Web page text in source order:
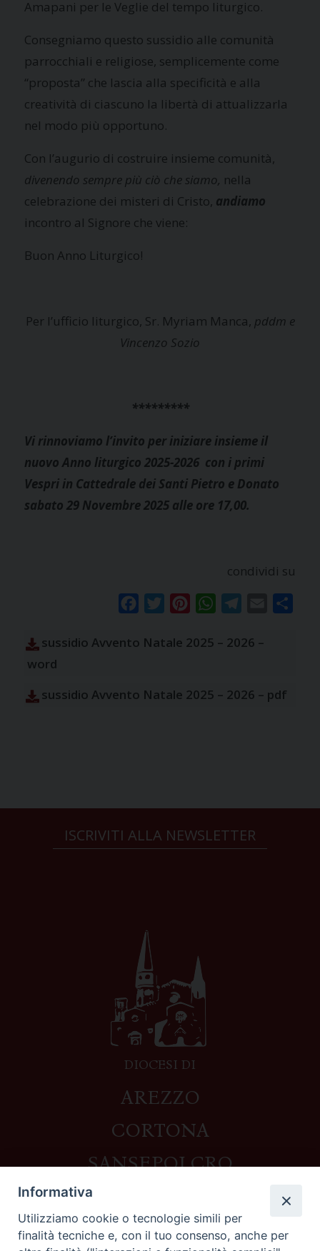
Amapani per le Veglie del tempo liturgico.
Consegniamo questo sussidio alle comunità
parrocchiali e religiose, semplicemente come
“proposta” che lascia alla specificità e alla
creatività di ciascuno la libertà di attualizzarla
nel modo più opportuno.
Con l’augurio di costruire insieme comunità,
divenendo sempre più ciò che siamo, nella
celebrazione dei misteri di Cristo, andiamo
incontro al Signore che viene:
Buon Anno Liturgico!
Per l’ufficio liturgico, Sr. Myriam Manca, pddm e
Vincenzo Sozio
*********
Vi rinnoviamo l’invito per iniziare insieme il
nuovo Anno liturgico 2025-2026 con i primi
Vespri in Cattedrale dei Santi Pietro e Donato
sabato 29 Novembre 2025 alle ore 17,00.
condividi su
FacebookTwitterPinterestWhatsAppTelegram
Email
sussidio Avvento Natale 2025 – 2026 –
word
sussidio Avvento Natale 2025 – 2026 – pdf
ISCRIVITI ALLA NEWSLETTER
DIOCESI DI
AREZZO
CORTONA
SANSEPOLCRO
Contatti
Informativa
Utilizziamo cookie o tecnologie simili per
finalità tecniche e, con il tuo consenso, anche per